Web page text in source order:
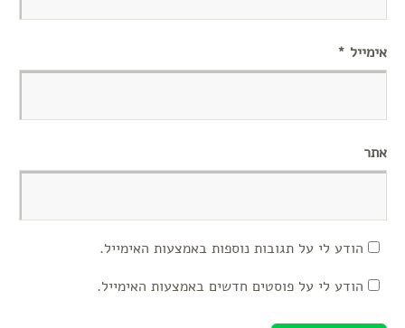
אימייל *
אתר
הודע לי על תגובות נוספות באמצעות האימייל.
הודע לי על פוסטים חדשים באמצעות האימייל.